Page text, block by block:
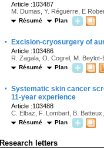
Article :103487
M. Dumas, Y. Réguerre, E
Résumé Plan
· Excision-cryosurgery of
Article :103486
R. Zagala, O. Cogrel, M.
Résumé Plan
· Systematic skin cancer
11-year experience
Article :103488
C. Elbaz, F. Lombart, B.
Résumé Plan
Research letters